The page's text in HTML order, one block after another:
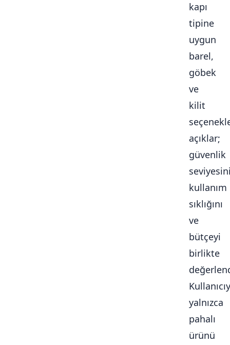
kapı
tipine
uygun
barel,
göbek
ve
kilit
açıklar;
güvenlik
kullanım
sıklığını
ve
bütçeyi
birlikte
yalnızca
pahalı
ürünü